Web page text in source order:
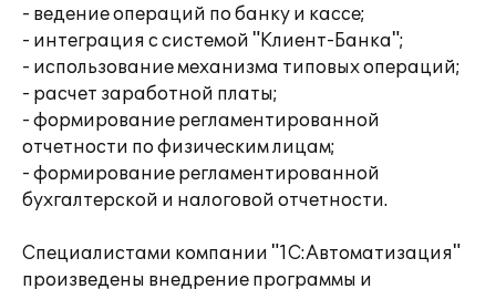
- ведение операций по банку и кассе;
- интеграция с системой "Клиент-Банка";
- использование механизма типовых операций;
- расчет заработной платы;
- формирование регламентированной
отчетности по физическим лицам;
- формирование регламентированной
бухгалтерской и налоговой отчетности.
Специалистами компании "1С:Автоматизация"
произведены внедрение программы и